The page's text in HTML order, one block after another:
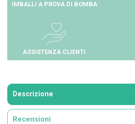
IMBALLI A PROVA DI BOMBA
ASSISTENZA CLIENTI
Descrizione
Recensioni